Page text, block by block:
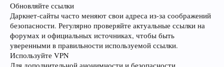
Обновляйте ссылки
Даркнет-сайты часто меняют свои адреса из-за соображений
безопасности. Регулярно проверяйте актуальные ссылки на
форумах и официальных источниках, чтобы быть
уверенными в правильности используемой ссылки.
Используйте VPN